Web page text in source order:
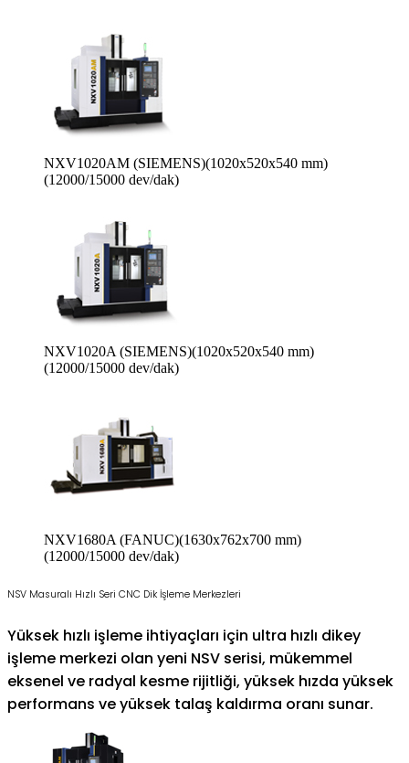
NXV1020AM (SIEMENS)(1020x520x540 mm)
(12000/15000 dev/dak)
NXV1020A (SIEMENS)(1020x520x540 mm)
(12000/15000 dev/dak)
NXV1680A (FANUC)(1630x762x700 mm)
(12000/15000 dev/dak)
NSV Masuralı Hızlı Seri CNC Dik İşleme Merkezleri
Yüksek hızlı işleme ihtiyaçları için ultra hızlı dikey
işleme merkezi olan yeni NSV serisi, mükemmel
eksenel ve radyal kesme rijitliği, yüksek hızda yüksek
performans ve yüksek talaş kaldırma oranı sunar.